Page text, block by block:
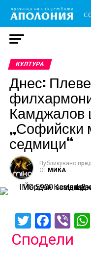
КУЛТУРА
Днес:
Камджалов
„Софийски
седмици“
Публикувано
От МИКА
Twitter
Сподели